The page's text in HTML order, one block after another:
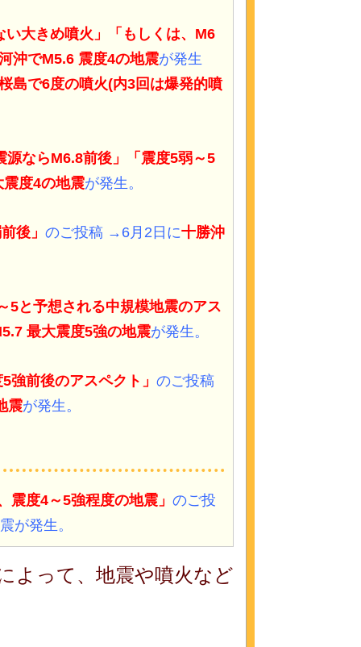
大きめ噴火」「もしくは、M6
沖でM5.6 震度4の地震が発生
島で6度の噴火(内3回は爆発的噴
ならM6.8前後」「震度5弱～5
度4の地震が発生。
後」 のご投稿 →6月2日に十勝沖
5と予想される中規模地震のアス
最大震度5強の地震が発生。
強前後のアスペクト」 のご投稿
震が発生。
度4～5強程度の地震」 のご投
が発生。
よって、地震や噴火など